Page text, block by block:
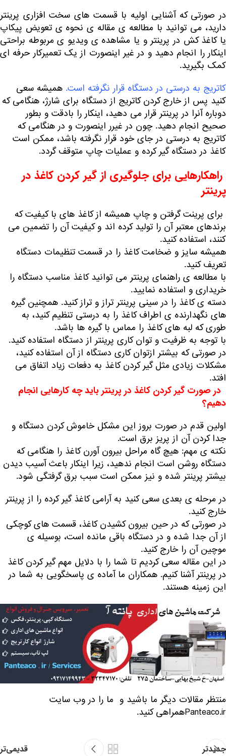
در صورتی که آشنایی اولیه با قسمت های سخت افزاری پرینتر
دارید، می توانید با مطالعه ی مقاله ی نحوه ی تعویض پیکاپ
یا کاغذ کش در پرینتر و یا مشاهده ی ویدیو ی مربوطه براحتی
اینکار را انجام دهید و در غیر اینصورت از یک تعمیرکار حرفه ای
کمک بگیرید.
کاتریج به درستی در دستگاه قرار نگرفته است. همیشه سعی
کنید پس از خارج کردن کاتریج از دستگاه برای شارژ، هنگامی که
دوباره آنرا در پرینتر قرار می دهید، اینکار را بادقت و بطور
صحیح انجام دهید. چون در غیرر اینصورت و در هنگامی که
کاتریج به درستی در جای خود قرار نگرفته باشد، ممکن است
کاغذ در دستگاه گیر کرده و عملیات چاپ متوقف گردد.
راهکارهایی برای جلوگیری از گیر کردن کاغذ در
پرینتر
برای پرینت گرفتن و چاپ همیشه از کاغذ های با کیفیت که
برندهای معتبر آن را تولید کرده اند و کیفیت آن را تضمین می
کنند، استفاده کنید.
همیشه سایز و ضخامت کاغذ را در قسمت تنظیمات دستگاه
تعریف کنید.
با مطالعه ی راهنمای پرینتر می توانید کاغذ مناسب دستگاه را
خریداری و استفاده نمایید.
دسته ی کاغذ را در سینی پرینتر تراز و تراز کنید. همچنین گیره
های نگهدارنده ی اطراف کاغذ را به درستی تنظیم کنید، به
طوری که لبه های کاغذ را مماس با گیره ها باشد.
با توجه به ظرفیت و توان کاری پرینتر از دستگاه استفاده کنید.
در صورتی که بیشتر ازتوان کاری دستگاه از آن استفاده کنید،
مشکلات زیادی مثل گیر کردن کاغذ به دفعات زیاد اتفاق می
افتد.
در صورت گیر کردن کاغذ در پرینتر باید چه کارهایی انجام
دهیم؟
اولین قدم در صورت بروز این مشکل خاموش کردن دستگاه و
جدا کردن آن از پریز برق است.
نکته ی مهم: هیچ گاه مراحل بیرون آورن کاغذ را هنگامی که
دستگاه روشن است انجام ندهید، زیرا اینکار باعث آسیب دیدن
بیشتر پرینتر شده و نیز ممکن است سبب برق گرفتگی شود.
در مرحله ی بعدی سعی کنید به آرامی کاغذ گیر کرده را از پرینتر
خارج کنید.
در صورتی که در حین بیرون کشیدن کاغذ، قسمت های کوچکی
از آن جدا شده و در دستگاه باقی مانده است، بوسیله ی
موچین آن را خارج کنید.
در این مقاله سعی کردیم تا شما را با دلایل مهم گیر کردن کاغذ
در پرینتر آشنا کنیم. همکاران ما آماده ی پاسخگویی به شما در
این زمینه هستند.
منتظر مقالات دیگر ما باشید و ما را در وب سایت
Panteaco.irهمراهی کنید.
جدیدتر قدیمی‌تر